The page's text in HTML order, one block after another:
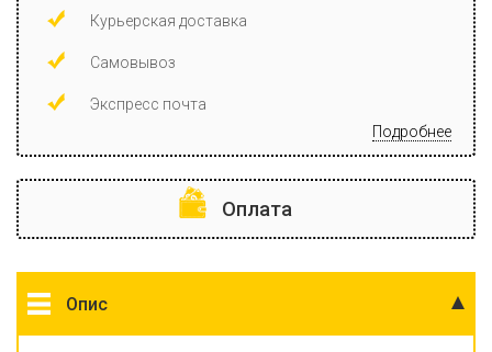
Курьерская доставка
Самовывоз
Экспресс почта
Подробнее
Оплата
Опис